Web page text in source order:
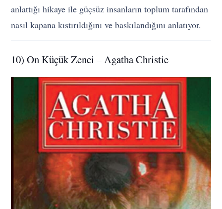
anlattığı hikaye ile güçsüz insanların toplum tarafından
nasıl kapana kıstırıldığını ve baskılandığını anlatıyor.
10) On Küçük Zenci – Agatha Christie